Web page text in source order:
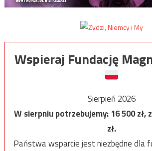
Wspieraj Fundację
Sierpień 2026
W sierpniu potrzebujemy:16 500zł,
zł.
Państwa wsparcie jest niezbędne dla